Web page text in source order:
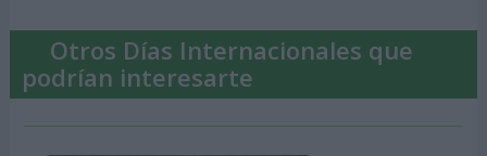
Otros Días Internacionales que
podrían interesarte